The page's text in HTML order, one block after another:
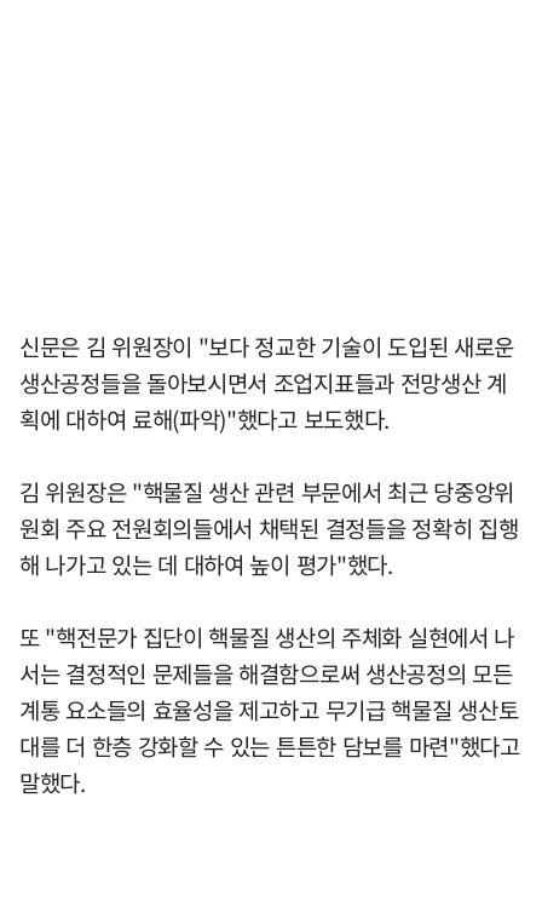
신문은 김 위원장이 "보다 정교한 기술이 도입된 새로운
생산공정들을 돌아보시면서 조업지표들과 전망생산 계
획에 대하여 료해(파악)"했다고 보도했다.
김 위원장은 "핵물질 생산 관련 부문에서 최근 당중앙위
원회 주요 전원회의들에서 채택된 결정들을 정확히 집행
해 나가고 있는 데 대하여 높이 평가"했다.
또 "핵전문가 집단이 핵물질 생산의 주체화 실현에서 나
서는 결정적인 문제들을 해결함으로써 생산공정의 모든
계통 요소들의 효율성을 제고하고 무기급 핵물질 생산토
대를 더 한층 강화할 수 있는 튼튼한 담보를 마련"했다고
말했다.